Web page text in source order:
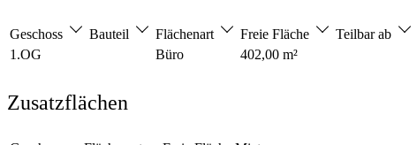
Geschoss Bauteil Flächenart Freie Fläche Teilbar ab
1.OG
Büro 402,00 m²
Zusatzflächen